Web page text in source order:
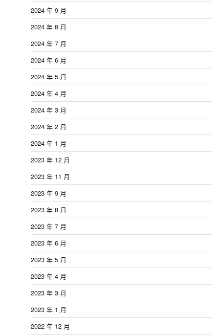
2024 年 9 月
2024 年 8 月
2024 年 7 月
2024 年 6 月
2024 年 5 月
2024 年 4 月
2024 年 3 月
2024 年 2 月
2024 年 1 月
2023 年 12 月
2023 年 11 月
2023 年 9 月
2023 年 8 月
2023 年 7 月
2023 年 6 月
2023 年 5 月
2023 年 4 月
2023 年 3 月
2023 年 1 月
2022 年 12 月